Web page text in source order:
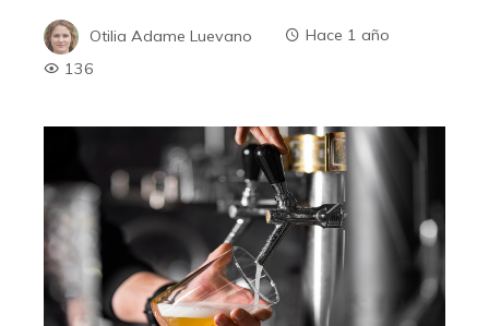
Otilia Adame Luevano
Hace 1 año
136